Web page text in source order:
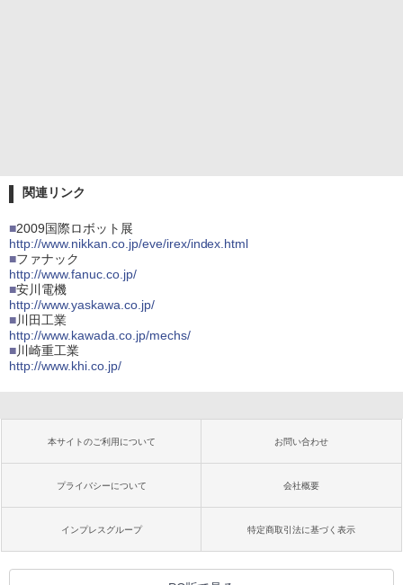
関連リンク
■2009国際ロボット展
http://www.nikkan.co.jp/eve/irex/index.html
■ファナック
http://www.fanuc.co.jp/
■安川電機
http://www.yaskawa.co.jp/
■川田工業
http://www.kawada.co.jp/mechs/
■川崎重工業
http://www.khi.co.jp/
本サイトのご利用について お問い合わせ
プライバシーについて 会社概要
インプレスグループ 特定商取引法に基づく表示